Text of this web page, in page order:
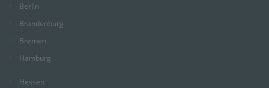
Berlin
Brandenburg
Bremen
Hamburg
Hessen